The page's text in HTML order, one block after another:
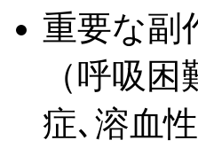
重要な副
（呼吸
症､溶血